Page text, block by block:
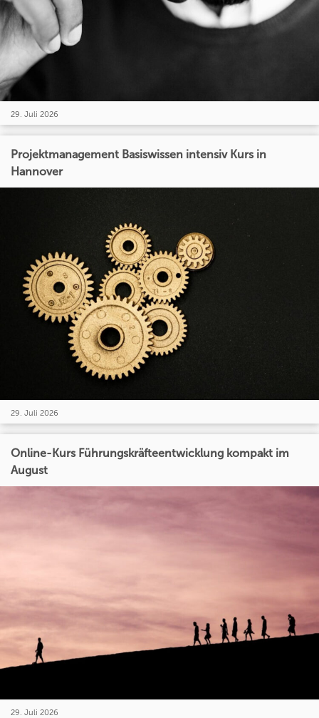
29. Juli 2026
Projektmanagement Basiswissen intensiv Kurs in
Hannover
29. Juli 2026
Online-Kurs Führungskräfteentwicklung kompakt im
August
29. Juli 2026